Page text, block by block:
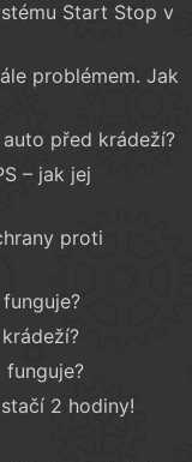
Start Stop v
problémem. Jak
před krádeží?
– jak jej
proti
2 hodiny!